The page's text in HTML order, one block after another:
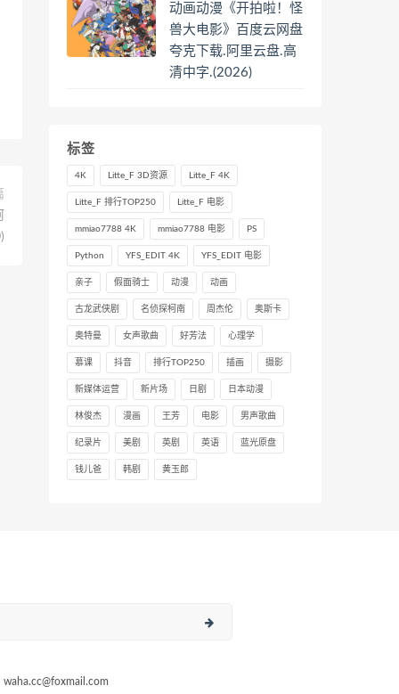
动画动漫《开拍啦！怪
兽大电影》百度云网盘
夸克下载.阿里云盘.高
清中字.(2026)
标签
4K Litte_F 3D资源 Litte_F 4K
Litte_F 排行TOP250 Litte_F 电影
mmiao7788 4K mmiao7788 电影 PS
Python YFS_EDIT 4K YFS_EDIT 电影
亲子 假面骑士 动漫 动画
古龙武侠剧 名侦探柯南 周杰伦 奥斯卡
奥特曼 女声歌曲 好芳法 心理学
慕课 抖音 排行TOP250 插画 摄影
新媒体运营 新片场 日剧 日本动漫
林俊杰 漫画 王芳 电影 男声歌曲
纪录片 美剧 英剧 英语 蓝光原盘
钱儿爸 韩剧 黄玉郎